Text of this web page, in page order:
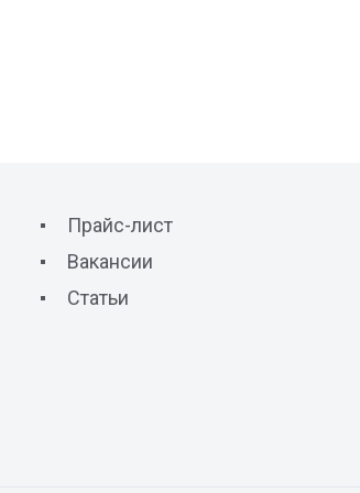
Прайс-лист
Вакансии
Статьи